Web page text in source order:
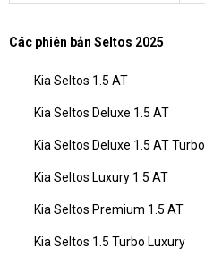
Các phiên bản Seltos 2025
Kia Seltos 1.5 AT
Kia Seltos Deluxe 1.5 AT
Kia Seltos Deluxe 1.5 AT Turbo
Kia Seltos Luxury 1.5 AT
Kia Seltos Premium 1.5 AT
Kia Seltos 1.5 Turbo Luxury